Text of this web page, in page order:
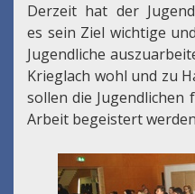
Derzeit hat der
es sein Ziel wichtige
Jugendliche
Krieglach wohl und zu
sollen die
Arbeit begeistert werden